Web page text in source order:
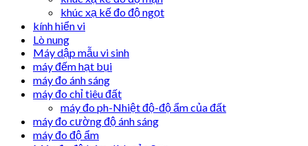
khúc xạ kế đo độ ngọt
kính hiển vi
Lò nung
Máy dập mẫu vi sinh
máy đếm hạt bụi
máy đo ánh sáng
máy đo chỉ tiêu đất
máy đo ph-Nhiệt độ-độ ẩm của đất
máy đo cường độ ánh sáng
máy đo độ ẩm